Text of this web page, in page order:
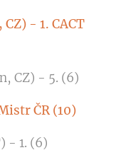
- 1. CACT
CZ) - 5. (6)
ČR (10)
- 1. (6)